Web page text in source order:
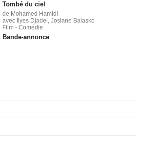
Tombé du ciel
de Mohamed Hamidi
avec Ilyes Djadel, Josiane Balasko
Film - Comédie
Bande-annonce